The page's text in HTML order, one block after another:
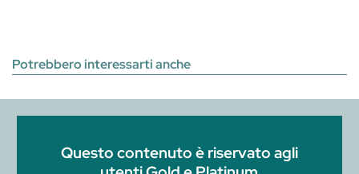
Potrebbero interessarti anche
Questo contenuto è riservato agli